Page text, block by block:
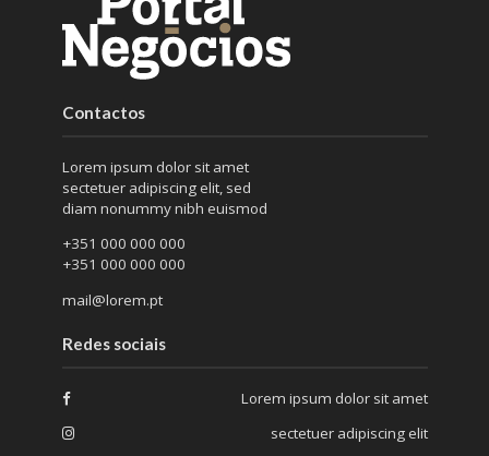
Contactos
Lorem ipsum dolor sit amet
sectetuer adipiscing elit, sed
diam nonummy nibh euismod
+351 000 000 000
+351 000 000 000
mail@lorem.pt
Redes sociais
Lorem ipsum dolor sit amet
sectetuer adipiscing elit